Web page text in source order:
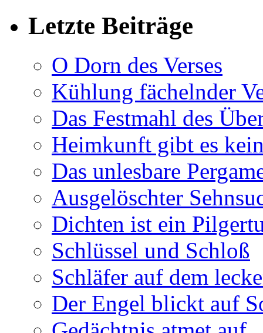
Letzte Beiträge
O Dorn des Verses
Kühlung fächelnder
Das Festmahl des
Heimkunft gibt es
Das unlesbare
Ausgelöschter
Dichten ist ein
Schlüssel und Schloß
Schläfer auf dem
Der Engel blickt auf